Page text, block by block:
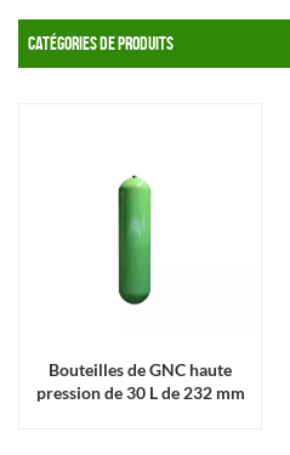
CATÉGORIES DE PRODUITS
Bouteilles de GNC haute
pression de 30 L de 232 mm